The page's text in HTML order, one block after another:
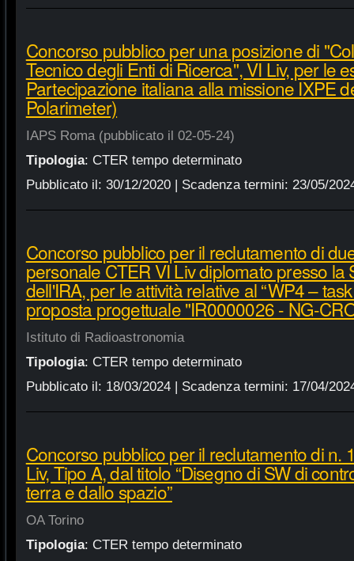
Concorso pubblico per una posizione di
Tecnico degli Enti di Ricerca", VI Liv, per le
Partecipazione italiana alla missione IXPE
Polarimeter)
IAPS Roma (pubblicato il 02-05-24)
Tipologia: CTER tempo determinato
Pubblicato il: 30/12/2020| Scadenza termini: 23/05/
Concorso pubblico per il reclutamento di
personale CTER VI Liv diplomato presso la
dell'IRA, per le attività relative al “WP4 –
proposta progettuale "IR0000026 - NG-
Istituto di Radioastronomia
Tipologia: CTER tempo determinato
Pubblicato il: 18/03/2024| Scadenza termini: 17/04/
Concorso pubblico per il reclutamento di n.
Liv, Tipo A, dal titolo “Disegno di SW di
terra e dallo spazio”
OA Torino
Tipologia: CTER tempo determinato